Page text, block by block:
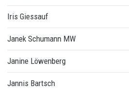
Iris Giessauf
Janek Schumann MW
Janine Löwenberg
Jannis Bartsch